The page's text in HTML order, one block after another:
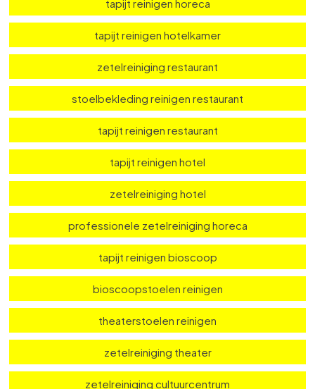
professionele zetelreiniging op locatie
schoonmaak meubels horeca
tapijt reinigen horeca
tapijt reinigen hotelkamer
zetelreiniging restaurant
stoelbekleding reinigen restaurant
tapijt reinigen restaurant
tapijt reinigen hotel
zetelreiniging hotel
professionele zetelreiniging horeca
tapijt reinigen bioscoop
bioscoopstoelen reinigen